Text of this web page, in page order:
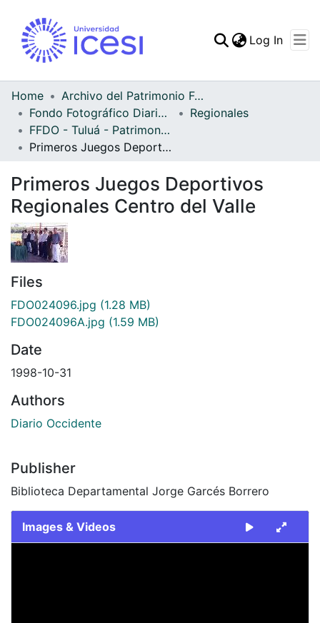
Statistics
Log In
Home
Archivo del Patrimonio Fotográfico y Fílmico del Valle del Cauca
Fondo Fotográfico Diario Occidente
Regionales
FFDO - Tuluá - Patrimonial
Primeros Juegos Deportivos Regionales Centro del Valle
Primeros Juegos Deportivos
Regionales Centro del Valle
Files
FDO024096.jpg (1.28 MB)
FDO024096A.jpg (1.59 MB)
Date
1998-10-31
Authors
Diario Occidente
Publisher
Biblioteca Departamental Jorge Garcés Borrero
Images & Videos